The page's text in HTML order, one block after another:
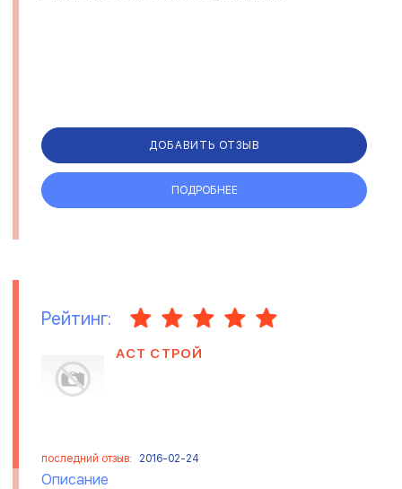
ДОБАВИТЬ ОТЗЫВ
ПОДРОБНЕЕ
Рейтинг:
АСТ СТРОЙ
последний отзыв: 2016-02-24
Описание